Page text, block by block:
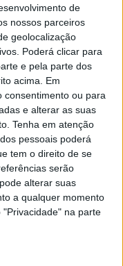
de
nossos parceiros
geolocalização
Poderá clicar para
e pela parte dos
acima. Em
consentimento ou para
e alterar as suas
Tenha em atenção
pessoais poderá
tem o direito de se
serão
alterar suas
a qualquer momento
na parte
Apoio Covid-19
ser feito
geral do
520 070.
Diária – 96.8